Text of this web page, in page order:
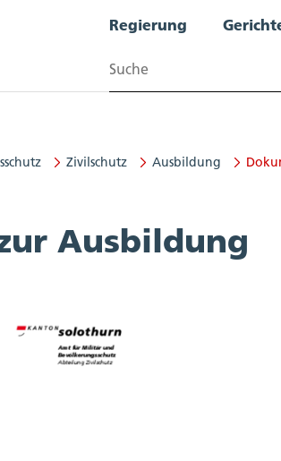
Regierung
Suchen
Zivilschutz Ausbildung
Ausbildung